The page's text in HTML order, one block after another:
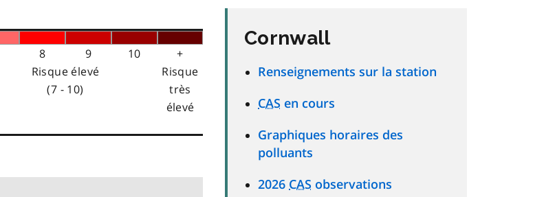
8 9 10
+
Risque élevé
(7 - 10)
Risque
très
élevé
Cornwall
Renseignements sur la station
CAS en cours
Graphiques horaires des
polluants
2026 CAS observations